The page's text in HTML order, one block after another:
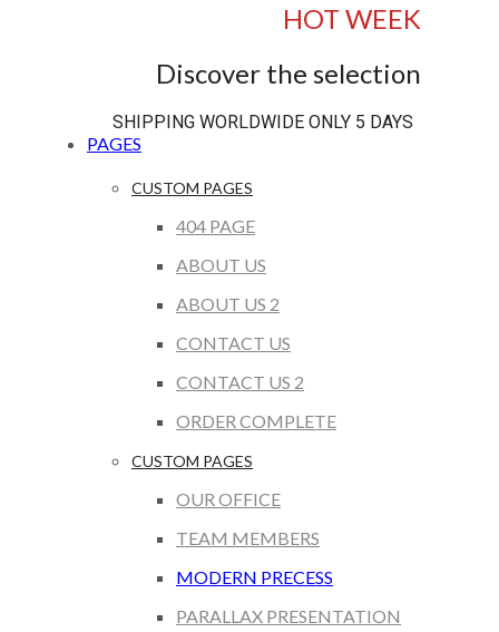
HOT WEEK
Discover the selection
SHIPPING WORLDWIDE ONLY 5 DAYS
PAGES
CUSTOM PAGES
404 PAGE
ABOUT US
ABOUT US 2
CONTACT US
CONTACT US 2
ORDER COMPLETE
CUSTOM PAGES
OUR OFFICE
TEAM MEMBERS
MODERN PRECESS
PARALLAX PRESENTATION